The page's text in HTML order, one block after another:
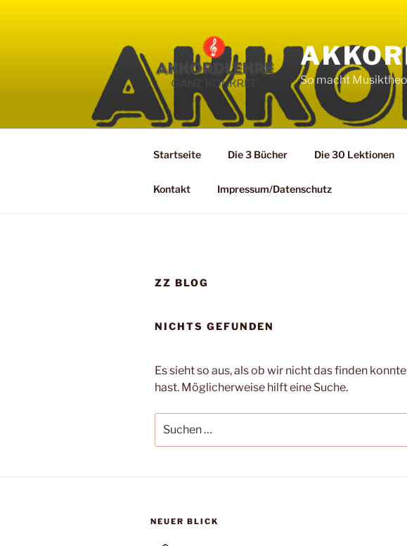
So macht
Startseite Die 3 Bücher Die 30 Lektionen
Kontakt Impressum/Datenschutz
ZZ BLOG
NICHTS GEFUNDEN
Es sieht so aus, als ob wir nicht das finden
hast. Möglicherweise hilft eine Suche.
nach:
NEUER BLICK